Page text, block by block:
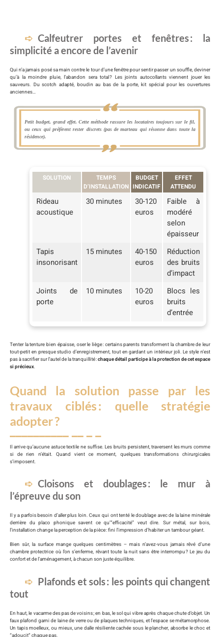
Calfeutrer portes et fenêtres : la
simplicité a encore de l’avenir
Qui n’a jamais posé sa main contre le tour d’une fenêtre pour sentir passer un souffle, deviner
qu’à la moindre pluie, l’abandon sera total ? Les joints autocollants viennent jouer les
sauveurs. Du scotch adapté, boudin au bas de la porte, kit spécial pour les ouvertures
anciennes…
Petit budget, grand effet. Cette méthode rassure les locataires toujours sur le fil,
ou ceux qui préfèrent rester discrets (pas de marteau qui résonne dans toute la
résidence).
SOLUTION
TEMPS
D’INSTALLATION
BUDGET
INDICATIF
EFFET
ATTENDU
Rideau
acoustique
30 minutes
30-120
euros
Faible à
modéré
selon
épaisseur
Tapis
insonorisant
15 minutes
40-150
euros
Réduction
des bruits
d’impact
Joints de
porte
10 minutes
10-20
euros
Blocs les
bruits
d’entrée
Tenter la tenture bien épaisse, oser le liège : certains parents transforment la chambre de leur
tout-petit en presque studio d’enregistrement, tout en gardant un intérieur joli. Le style n’est
pas à sacrifier sur l’autel de la tranquillité :chaque détail participe à la protection de cet espace
si précieux.
Quand la solution passe par les
travaux ciblés : quelle stratégie
adopter ?
Il arrive qu’aucune astuce textile ne suffise. Les bruits persistent, traversent les murs comme
si de rien n’était. Quand vient ce moment, quelques transformations chirurgicales
s’imposent.
Cloisons et doublages : le mur à
l’épreuve du son
Il y a parfois besoin d’aller plus loin. Ceux qui ont tenté le doublage avec de la laine minérale
derrière du placo phonique savent ce qu’“efficacité” veut dire. Sur métal, sur bois,
l’installation change la perception de la pièce : fini l’impression d’habiter un tambour géant.
Bien sûr, la surface mange quelques centimètres – mais n’avez-vous jamais rêvé d’une
chambre protectrice où l’on s’enferme, rêvant toute la nuit sans être interrompu ? Le jeu du
confort et de l’aménagement, à chacun son juste équilibre.
Plafonds et sols : les points qui changent
tout
En haut, le vacarme des pas de voisins ; en bas, le sol qui vibre après chaque chute d’objet. Un
faux plafond garni de laine de verre ou de plaques techniques, et l’espace se métamorphose.
Un tapis moelleux, ou mieux, une dalle résiliente cachée sous le plancher, absorbe le choc et
“adoucit” chaque pas.